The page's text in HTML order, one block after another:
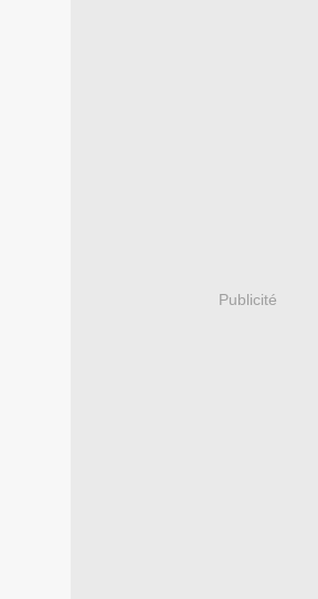
Publicité